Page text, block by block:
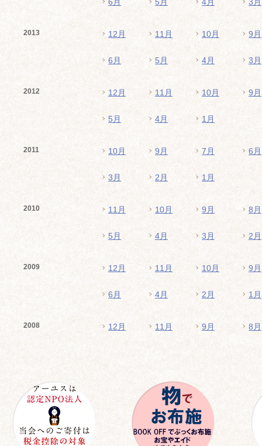
2013 12月 11月 10月 9月
6月 5月 4月 3月
2012 12月 11月 10月 9月
5月 4月 1月
2011 10月 9月 7月 6月
3月 2月 1月
2010 11月 10月 9月 8月
5月 4月 3月 2月
2009 12月 11月 10月 9月
6月 4月 2月 1月
2008 12月 11月 9月 8月